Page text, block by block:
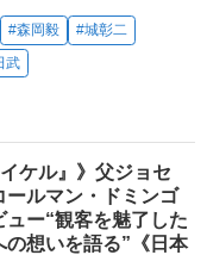
#森岡毅
#城彰二
武
ケル』》父ジョセ
ールマン・ドミンゴ
ー“観客を魅了した
想いを語る”《日本